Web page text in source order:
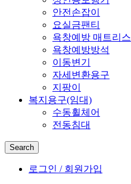
안전손잡이
요실금팬티
욕창예방 매트리스
욕창예방방석
이동변기
자세변환용구
지팡이
복지용구(임대)
수동휠체어
전동침대
Search
로그인 / 회원가입